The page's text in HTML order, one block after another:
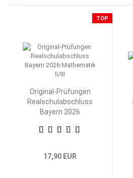
TOP
Original-Prüfungen
Realschulabschluss
Bayern 2026
17,90 EUR